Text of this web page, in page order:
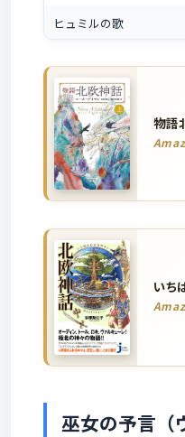
ヒュミルの歌
物語
いち
巫女の予言